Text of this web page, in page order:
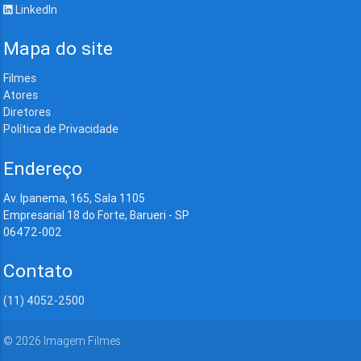
LinkedIn
Mapa do site
Filmes
Atores
Diretores
Política de Privacidade
Endereço
Av. Ipanema, 165, Sala 1105
Empresarial 18 do Forte, Barueri - SP
06472-002
Contato
(11) 4052-2500
© 2026 Imagem Filmes